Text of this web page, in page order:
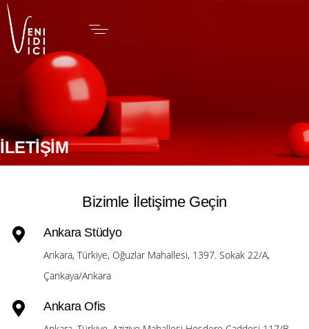
İLETİŞİM
Bizimle İletişime Geçin
Ankara Stüdyo
Ankara, Türkiye, Oğuzlar Mahallesi, 1397. Sokak 22/A,
Çankaya/Ankara
Ankara Ofis